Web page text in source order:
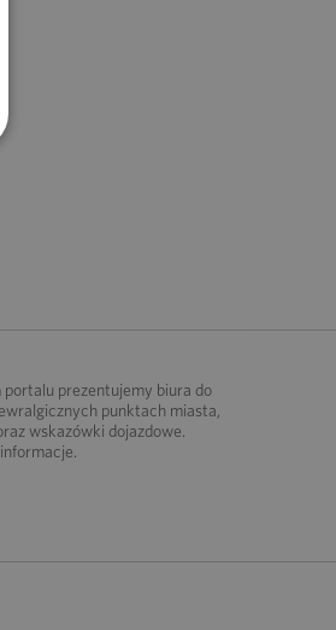
prezentujemy biura do
punktach miasta,
wskazówki dojazdowe.